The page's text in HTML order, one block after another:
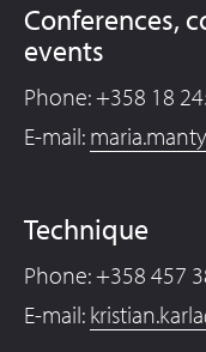
Conferences,
events
Phone: +358 18
E-mail:
Technique
Phone: +358 457
E-mail: